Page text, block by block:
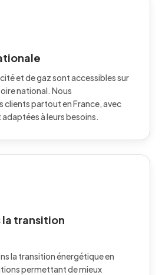
et de gaz sont accessibles sur
national. Nous
clients partout en France, avec
à leurs besoins.
la transition
la transition énergétique en
permettant de mieux